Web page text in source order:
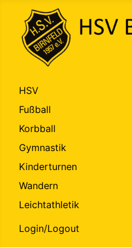
HSV
Fußball
Korbball
Gymnastik
Kinderturnen
Wandern
Leichtathletik
Login/Logout